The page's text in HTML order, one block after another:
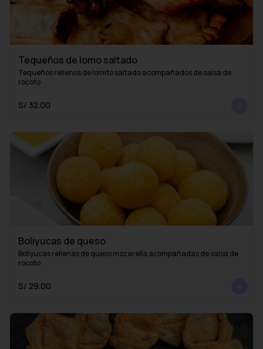
Tequeños de lomo saltado
Tequeños rellenos de lomito saltado acompañados de salsa de
rocoto
S/ 32.00
Boliyucas de queso
Boliyucas rellenas de queso mozarella acompañadas de salsa de
rocoto
S/ 29.00